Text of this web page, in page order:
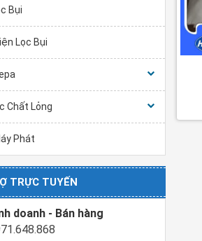
Bụi
Lọc Bụi
Chất Lỏng
Phát
TRỰC TUYẾN
doanh - Bán hàng